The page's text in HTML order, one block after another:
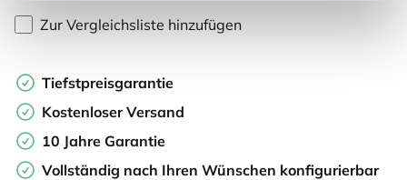
Zur Vergleichsliste hinzufügen
Tiefstpreisgarantie
Kostenloser Versand
10 Jahre Garantie
Vollständig nach Ihren Wünschen konfigurierbar